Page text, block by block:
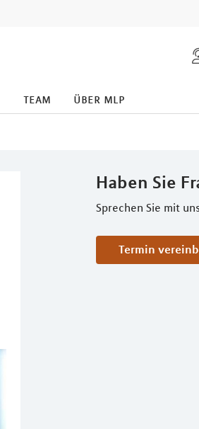
team über mlp
Haben Sie
Sprechen Sie mit
Termin